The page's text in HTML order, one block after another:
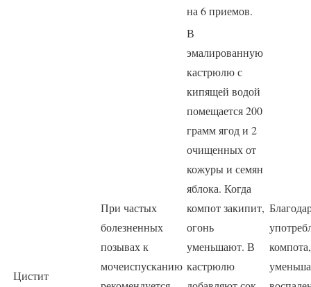
на 6 приемов.
Цистит
При частых
болезненных
позывах к
мочеиспусканию
В
эмалированную
кастрюлю с
кипящей водой
помещается 200
грамм ягод и 2
очищенных от
кожуры и семян
яблока. Когда
компот закипит,
огонь
уменьшают. В
кастрюлю
компота,